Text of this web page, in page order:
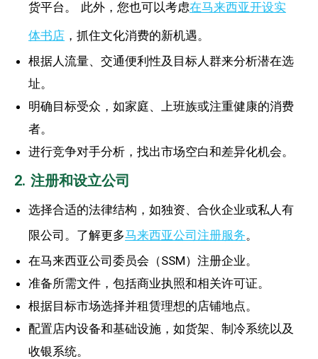
货平台。 此外，您也可以考虑在马来西亚开设实
体书店 ，抓住文化消费的新机遇。
根据人流量、交通便利性及目标人群来分析潜在选
址。
明确目标受众，如家庭、上班族或注重健康的消费
者。
进行竞争对手分析，找出市场空白和差异化机会。
2. 注册和设立公司
选择合适的法律结构，如独资、合伙企业或私人有
限公司。了解更多马来西亚公司注册服务。
在马来西亚公司委员会（SSM）注册企业。
准备所需文件，包括商业执照和相关许可证。
根据目标市场选择并租赁理想的店铺地点。
配置店内设备和基础设施，如货架、制冷系统以及
收银系统。